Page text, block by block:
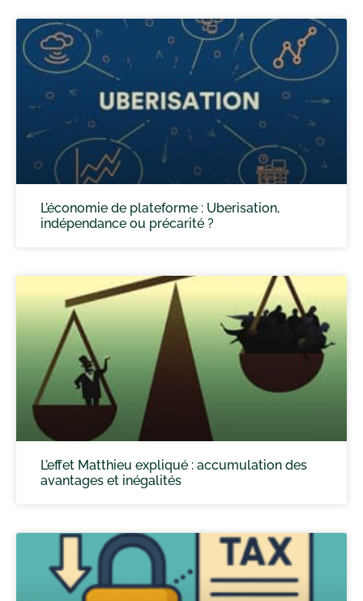
L’économie de plateforme : Uberisation,
indépendance ou précarité ?
L’effet Matthieu expliqué : accumulation des
avantages et inégalités